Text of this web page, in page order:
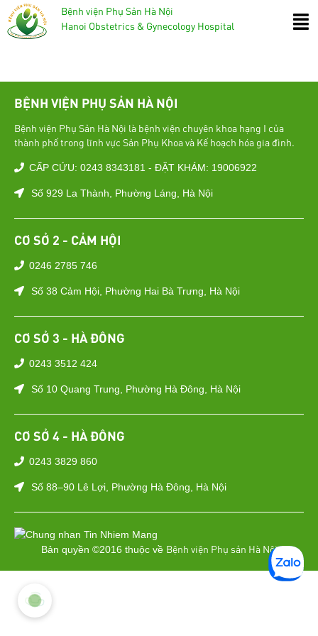
Bệnh viện Phụ Sản Hà Nội
Hanoi Obstetrics & Gynecology Hospital
BỆNH VIỆN PHỤ SẢN HÀ NỘI
Bệnh viện Phụ Sản Hà Nội là bệnh viện chuyên khoa hạng I của
thành phố trong lĩnh vực Sản Phụ Khoa và Kế hoạch hóa gia đình.
CẤP CỨU: 0243 8343181 - ĐẶT KHÁM: 19006922
Số 929 La Thành, Phường Láng, Hà Nội
CƠ SỞ 2 - CẢM HỘI
0246 2785 746
Số 38 Cảm Hội, Phường Hai Bà Trưng, Hà Nội
CƠ SỞ 3 - HÀ ĐÔNG
0243 3512 424
Số 10 Quang Trung, Phường Hà Đông, Hà Nội
CƠ SỞ 4 - HÀ ĐÔNG
0243 3829 860
Số 88–90 Lê Lợi, Phường Hà Đông, Hà Nội
Bản quyền ©2016 thuộc về Bệnh viện Phụ sản Hà Nội